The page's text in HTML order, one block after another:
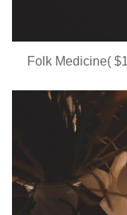
Folk Medicine(